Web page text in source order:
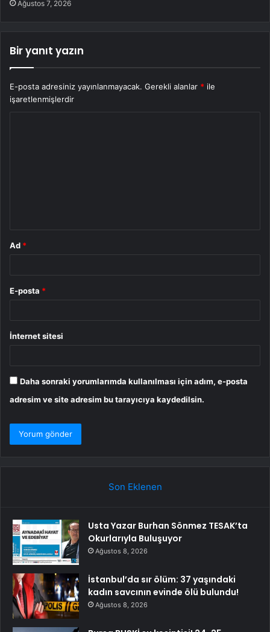
Ağustos 7, 2026
Bir yanıt yazın
E-posta adresiniz yayınlanmayacak. Gerekli alanlar * ile
işaretlenmişlerdir
Ad *
E-posta *
İnternet sitesi
Daha sonraki yorumlarımda kullanılması için adım, e-posta
adresim ve site adresim bu tarayıcıya kaydedilsin.
Son Eklenen
Usta Yazar Burhan Sönmez TESAK’ta
Okurlarıyla Buluşuyor
Ağustos 8, 2026
İstanbul’da sır ölüm: 37 yaşındaki
kadın savcının evinde ölü bulundu!
Ağustos 8, 2026